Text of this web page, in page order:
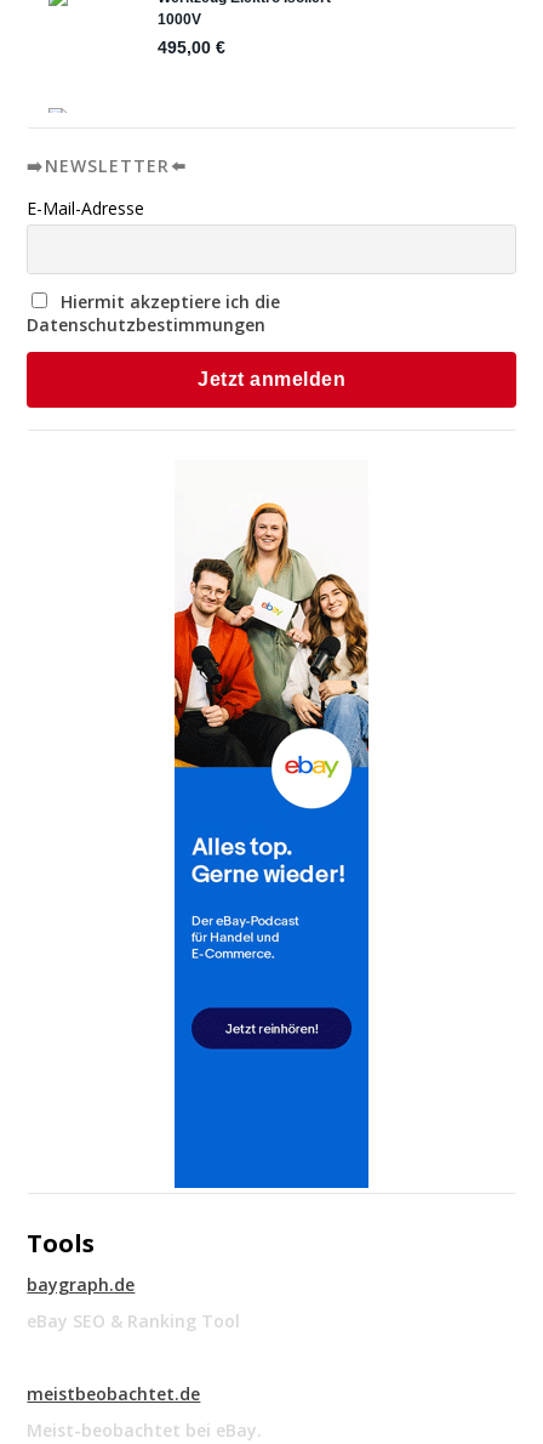
➡️NEWSLETTER⬅️
E-Mail-Adresse
Hiermit akzeptiere ich die
Datenschutzbestimmungen
Tools
baygraph.de
eBay SEO & Ranking Tool
meistbeobachtet.de
Meist-beobachtet bei eBay.